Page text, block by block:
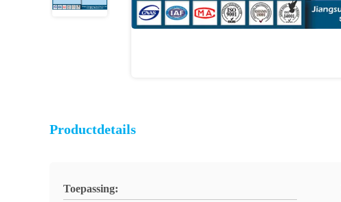
Productdetails
Toepassing: